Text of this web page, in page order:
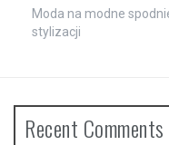
Moda na modne
stylizacji
Recent Comments